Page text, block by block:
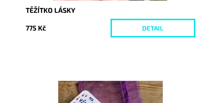
TĚŽÍTKO LÁSKY
775 Kč DETAIL
Dostupnost:
Skladem